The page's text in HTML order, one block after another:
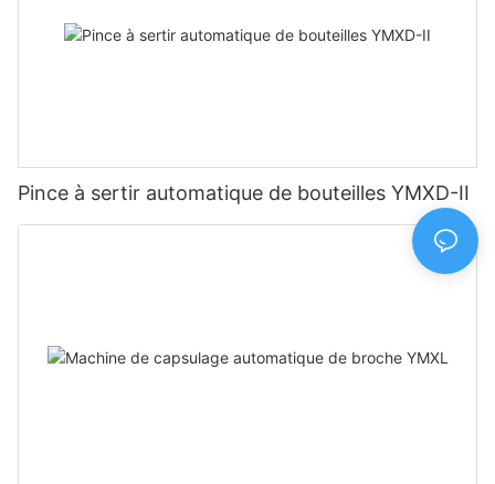
Pince à sertir automatique de bouteilles YMXD-II